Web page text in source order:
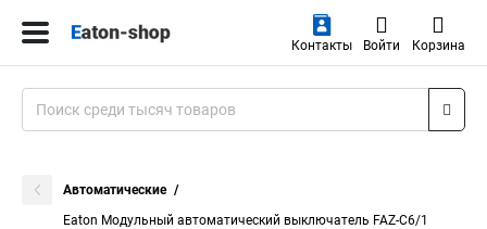
Контакты Войти Корзина
Автоматические
Eaton Модульный автоматический выключатель FAZ-C6/1